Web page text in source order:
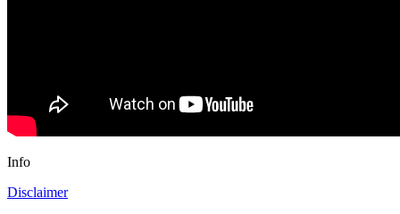
Info
Disclaimer